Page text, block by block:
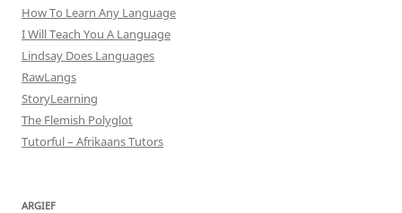
How To Learn Any Language
I Will Teach You A Language
Lindsay Does Languages
RawLangs
StoryLearning
The Flemish Polyglot
Tutorful – Afrikaans Tutors
ARGIEF